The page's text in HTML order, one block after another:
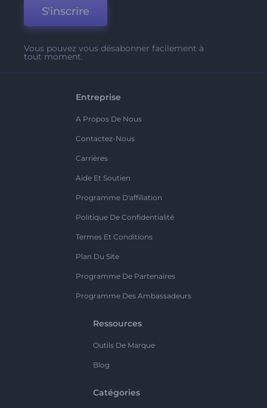
S'inscrire
Vous pouvez vous désabonner facilement à
tout moment.
Entreprise
A Propos De Nous
Contactez-Nous
Carrières
Aide Et Soutien
Programme D'affiliation
Politique De Confidentialité
Termes Et Conditions
Plan Du Site
Programme De Partenaires
Programme Des Ambassadeurs
Ressources
Outils De Marque
Blog
Catégories